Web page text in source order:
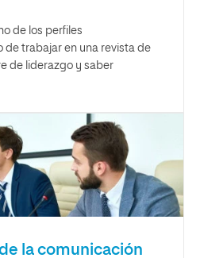
de los perfiles
de trabajar en una revista de
de liderazgo y saber
la comunicación